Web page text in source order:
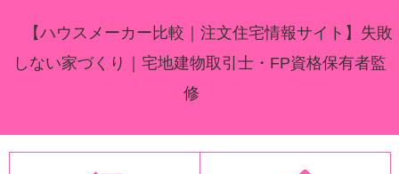
【ハウスメーカー比較｜注文住宅情報サイト】失敗
しない家づくり｜宅地建物取引士・FP資格保有者監
修